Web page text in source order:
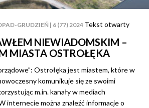
GRUDZIEŃ | 6 (77) 2024 Tekst otwarty
NIEWIADOMSKIM –
MIASTA OSTROŁĘKA
Ostrołęka jest miastem, które w
komunikuje się ze swoimi
m.in. kanały w mediach
internecie można znaleźć informacje o